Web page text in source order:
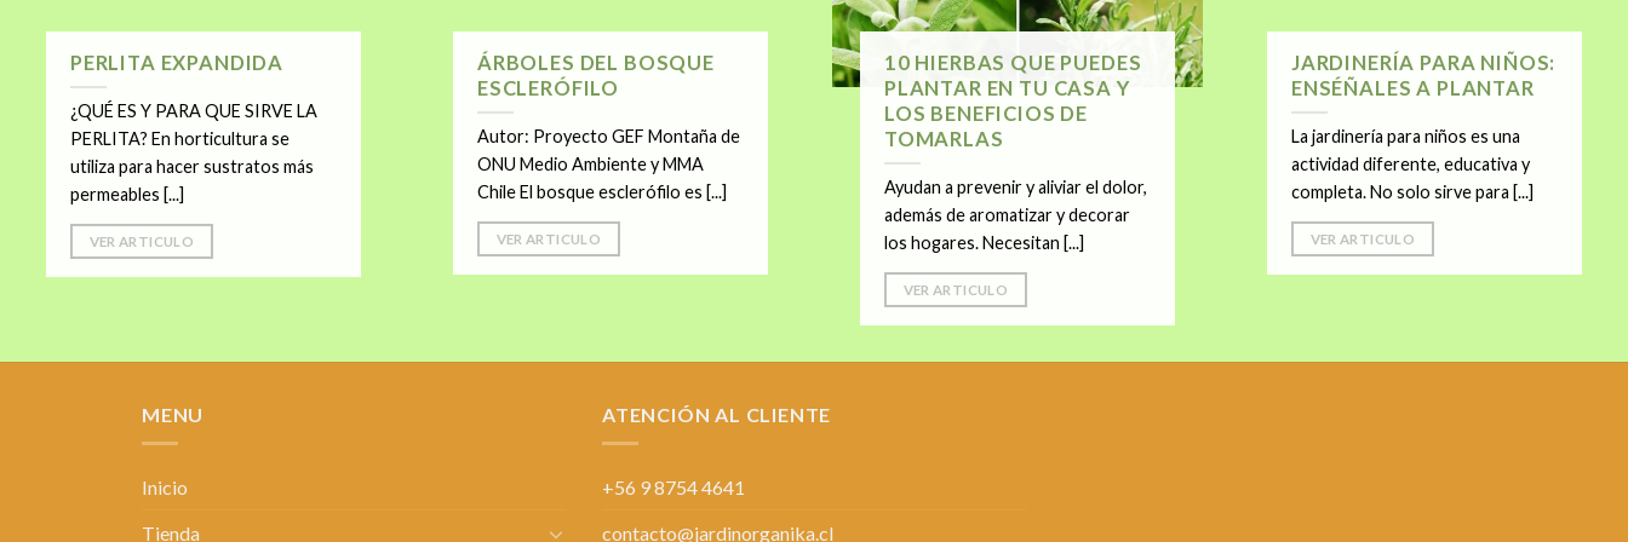
PERLITA EXPANDIDA
¿QUÉ ES Y PARA QUE SIRVE LA
PERLITA? En horticultura se
utiliza para hacer sustratos más
permeables [...]
VER ARTICULO
ÁRBOLES DEL BOSQUE
ESCLERÓFILO
Autor: Proyecto GEF Montaña de
ONU Medio Ambiente y MMA
Chile El bosque esclerófilo es [...]
VER ARTICULO
10 HIERBAS QUE PUEDES
PLANTAR EN TU CASA Y
LOS BENEFICIOS DE
TOMARLAS
Ayudan a prevenir y aliviar el dolor,
además de aromatizar y decorar
los hogares. Necesitan [...]
VER ARTICULO
JARDINERÍA PARA NIÑOS:
ENSÉÑALES A PLANTAR
La jardinería para niños es una
actividad diferente, educativa y
completa. No solo sirve para [...]
VER ARTICULO
MENU
Inicio
Tienda
ATENCIÓN AL CLIENTE
+56 9 8754 4641
contacto@jardinorganika.cl